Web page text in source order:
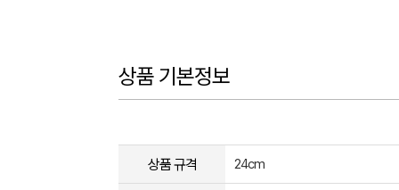
상품 기본정보
상품 규격 24cm